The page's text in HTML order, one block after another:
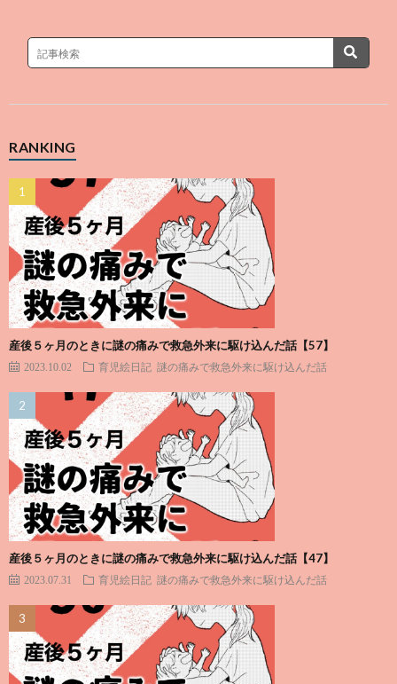
RANKING
産後５ヶ月のときに謎の痛みで救急外来に駆け込んだ話【57】
2023.10.02 育児絵日記 謎の痛みで救急外来に駆け込んだ話
産後５ヶ月のときに謎の痛みで救急外来に駆け込んだ話【47】
2023.07.31 育児絵日記 謎の痛みで救急外来に駆け込んだ話